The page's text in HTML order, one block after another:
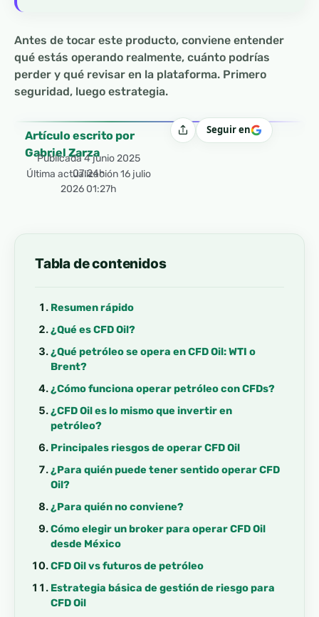
Antes de tocar este producto, conviene entender
qué estás operando realmente, cuánto podrías
perder y qué revisar en la plataforma. Primero
seguridad, luego estrategia.
Artículo escrito por
Gabriel Zarza
Publicada4 junio 2025
07:24h
Última actualización 16 julio
2026 01:27h
CompartirSeguir en
Tabla de contenidos
Resumen rápido
¿Qué es CFD Oil?
¿Qué petróleo se opera en CFD Oil: WTI o
Brent?
¿Cómo funciona operar petróleo con CFDs?
¿CFD Oil es lo mismo que invertir en
petróleo?
Principales riesgos de operar CFD Oil
¿Para quién puede tener sentido operar CFD
Oil?
¿Para quién no conviene?
Cómo elegir un broker para operar CFD Oil
desde México
CFD Oil vs futuros de petróleo
Estrategia básica de gestión de riesgo para
CFD Oil